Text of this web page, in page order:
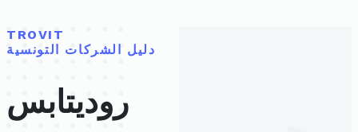
TROVIT
دليل الشركات التونسية
روديتابس